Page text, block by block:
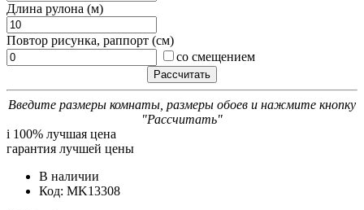
Длина рулона (м)
Повтор рисунка, раппорт (см)
со смещением
Введите размеры комнаты, размеры обоев и нажмите кнопку
"Рассчитать"
i 100% лучшая цена
гарантия лучшей цены
В наличии
Код: MK13308